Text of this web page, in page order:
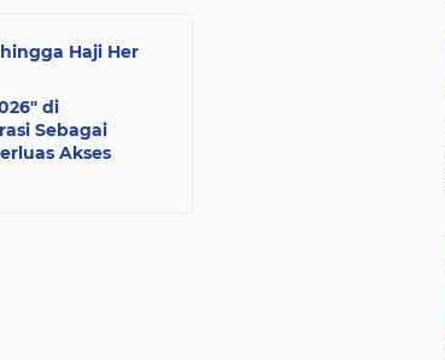
Haji Her
di
Sebagai
Akses